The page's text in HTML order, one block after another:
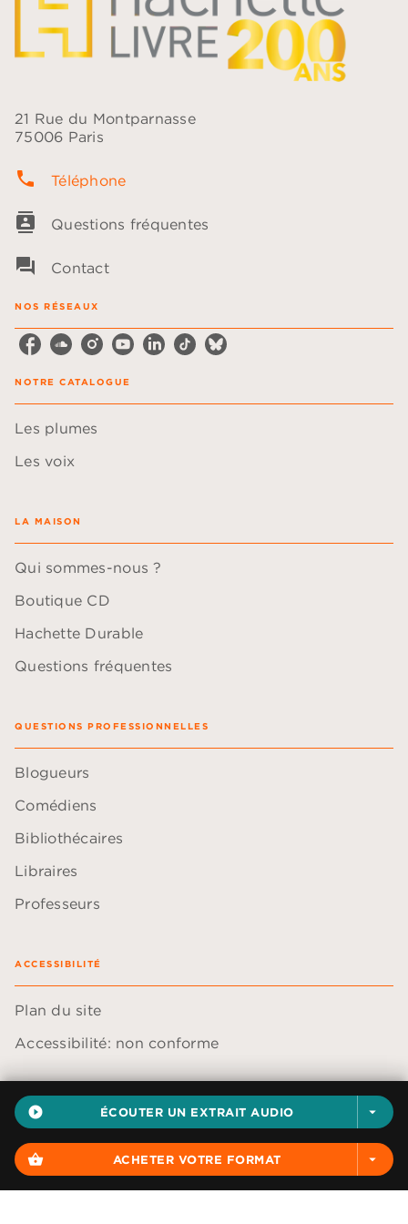
play_circle_filled ÉCOUTER UN EXTRAIT AUDIO arrow_drop_down
shopping_basket ACHETER VOTRE FORMAT arrow_drop_down
21 Rue du Montparnasse
75006 Paris
phone Téléphone
contacts Questions fréquentes
question_answer Contact
NOS RÉSEAUX
NOTRE CATALOGUE
Les plumes
Les voix
LA MAISON
Qui sommes-nous ?
Boutique CD
Hachette Durable
Questions fréquentes
QUESTIONS PROFESSIONNELLES
Blogueurs
Comédiens
Bibliothécaires
Libraires
Professeurs
ACCESSIBILITÉ
Plan du site
Accessibilité: non conforme
Paramétrer vos cookies
Mentions légales